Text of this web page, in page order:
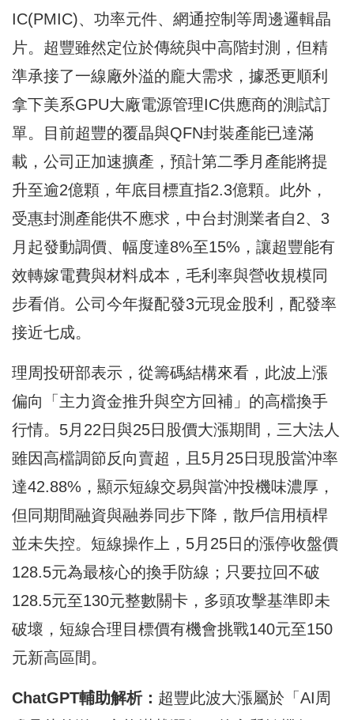
IC(PMIC)、功率元件、網通控制等周邊邏輯晶
片。超豐雖然定位於傳統與中高階封測，但精
準承接了一線廠外溢的龐大需求，據悉更順利
拿下美系GPU大廠電源管理IC供應商的測試訂
單。目前超豐的覆晶與QFN封裝產能已達滿
載，公司正加速擴產，預計第二季月產能將提
升至逾2億顆，年底目標直指2.3億顆。此外，
受惠封測產能供不應求，中台封測業者自2、3
月起發動調價、幅度達8%至15%，讓超豐能有
效轉嫁電費與材料成本，毛利率與營收規模同
步看俏。公司今年擬配發3元現金股利，配發率
接近七成。
理周投研部表示，從籌碼結構來看，此波上漲
偏向「主力資金推升與空方回補」的高檔換手
行情。5月22日與25日股價大漲期間，三大法人
雖因高檔調節反向賣超，且5月25日現股當沖率
達42.88%，顯示短線交易與當沖投機味濃厚，
但同期間融資與融券同步下降，散戶信用槓桿
並未失控。短線操作上，5月25日的漲停收盤價
128.5元為最核心的換手防線；只要拉回不破
128.5元至130元整數關卡，多頭攻擊基準即未
破壞，短線合理目標價有機會挑戰140元至150
元新高區間。
ChatGPT輔助解析： 超豐此波大漲屬於「AI周